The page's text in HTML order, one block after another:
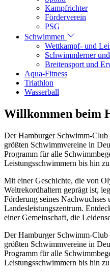
Kampfrichter
Förderverein
PSG
Schwimmen
Wettkampf- und
Schwimmlerner
Breitensport und
Aqua-Fitness
Triathlon
Wasserball
Willkommen beim
Der Hamburger Schwimm-Club
größten Schwimmvereine in
Programm für alle
Leistungsschwimmern bis hin
Mit einer Geschichte, die von
Weltrekordhaltern geprägt ist,
Förderung seines
Landesleistungszentrum.
einer Gemeinschaft, die
Der Hamburger Schwimm-Club
größten Schwimmvereine in
Programm für alle
Leistungsschwimmern bis hin